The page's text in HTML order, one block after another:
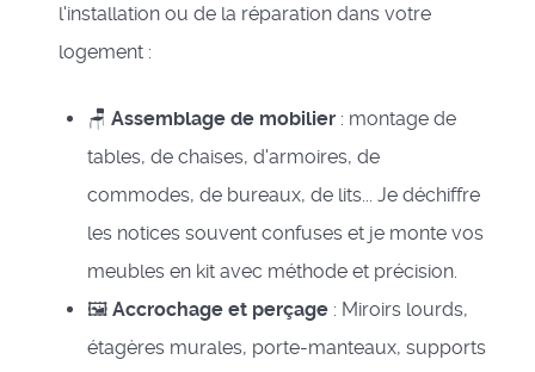
l'installation ou de la réparation dans votre
logement :
🪑 Assemblage de mobilier : montage de
tables, de chaises, d'armoires, de
commodes, de bureaux, de lits... Je déchiffre
les notices souvent confuses et je monte vos
meubles en kit avec méthode et précision.
🖼️ Accrochage et perçage : Miroirs lourds,
étagères murales, porte-manteaux, supports